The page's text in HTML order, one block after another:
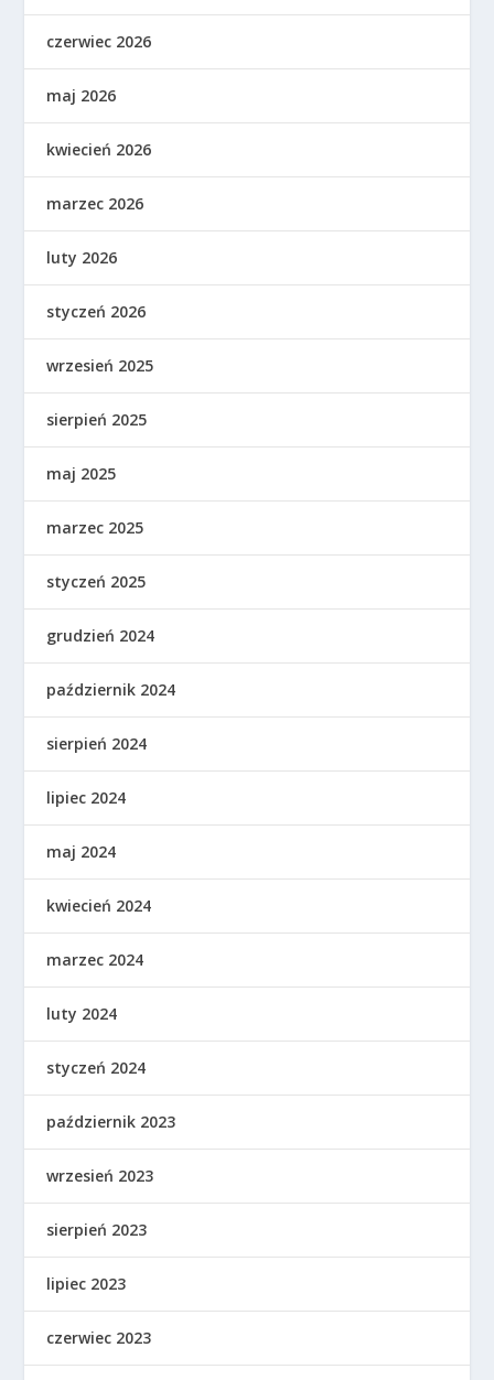
czerwiec 2026
maj 2026
kwiecień 2026
marzec 2026
luty 2026
styczeń 2026
wrzesień 2025
sierpień 2025
maj 2025
marzec 2025
styczeń 2025
grudzień 2024
październik 2024
sierpień 2024
lipiec 2024
maj 2024
kwiecień 2024
marzec 2024
luty 2024
styczeń 2024
październik 2023
wrzesień 2023
sierpień 2023
lipiec 2023
czerwiec 2023